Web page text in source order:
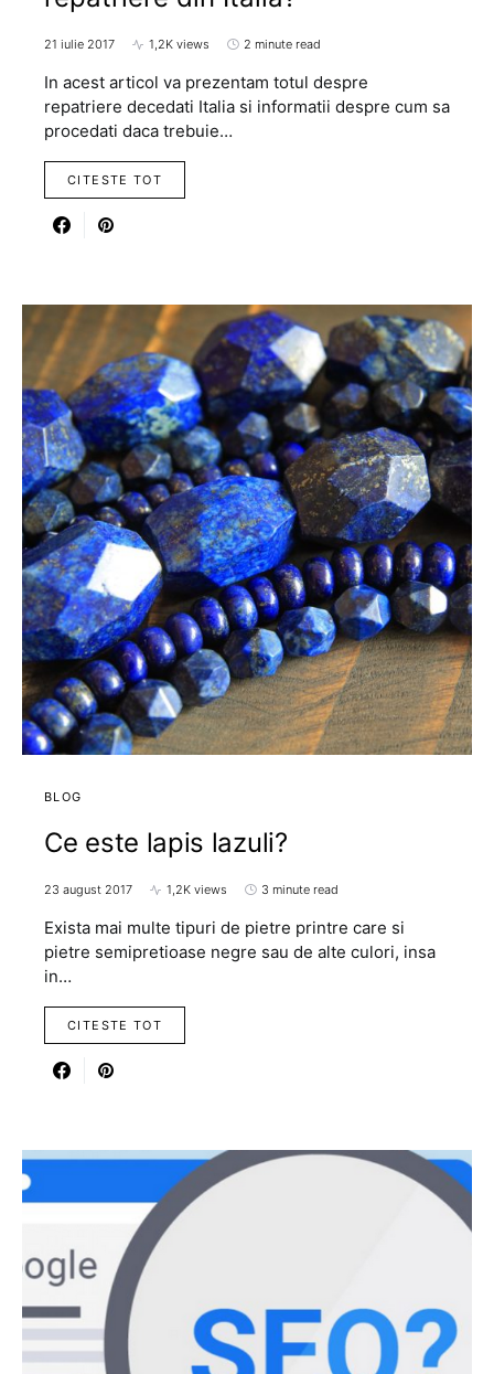
21 iulie 2017 1,2K views 2 minute read
In acest articol va prezentam totul despre
repatriere decedati Italia si informatii despre cum sa
procedati daca trebuie…
CITESTE TOT
BLOG
Ce este lapis lazuli?
23 august 2017 1,2K views 3 minute read
Exista mai multe tipuri de pietre printre care si
pietre semipretioase negre sau de alte culori, insa
in…
CITESTE TOT